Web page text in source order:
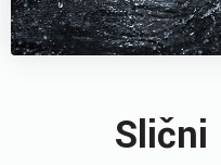
Slični